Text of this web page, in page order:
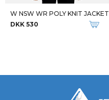
W NSW WR POLY KNIT JACKET
DKK 530